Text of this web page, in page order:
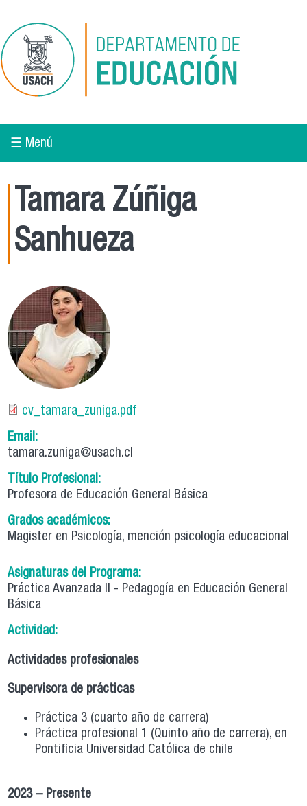
☰ Menú
Tamara Zúñiga
Sanhueza
cv_tamara_zuniga.pdf
Email:
tamara.zuniga@usach.cl
Título Profesional:
Profesora de Educación General Básica
Grados académicos:
Magister en Psicología, mención psicología educacional
Asignaturas del Programa:
Práctica Avanzada II - Pedagogía en Educación General
Básica
Actividad:
Actividades profesionales
Supervisora de prácticas
Práctica 3 (cuarto año de carrera)
Práctica profesional 1 (Quinto año de carrera), en
Pontificia Universidad Católica de chile
2023 – Presente